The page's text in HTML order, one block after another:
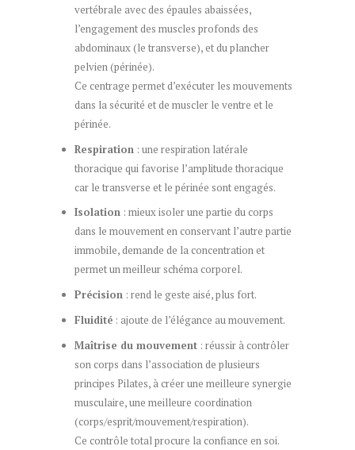
vertébrale avec des épaules abaissées,
l’engagement des muscles profonds des
abdominaux (le transverse), et du plancher
pelvien (périnée).
Ce centrage permet d’exécuter les mouvements
dans la sécurité et de muscler le ventre et le
périnée.
Respiration: une respiration latérale
thoracique qui favorise l’amplitude thoracique
car le transverse et le périnée sont engagés.
Isolation: mieux isoler une partie du corps
dans le mouvement en conservant l’autre partie
immobile, demande de la concentration et
permet un meilleur schéma corporel.
Précision: rend le geste aisé, plus fort.
Fluidité: ajoute de l’élégance au mouvement.
Maîtrise du mouvement: réussir à contrôler
son corps dans l’association de plusieurs
principes Pilates, à créer une meilleure synergie
musculaire, une meilleure coordination
(corps/esprit/mouvement/respiration).
Ce contrôle total procure la confiance en soi.